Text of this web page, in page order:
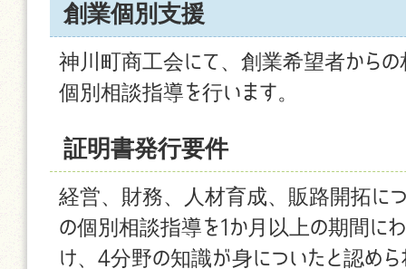
創業個別支援
神川町商工会にて、創業希望者から
個別相談指導を行います。
証明書発行要件
経営、財務、人材育成、販路開拓に
の個別相談指導を1か月以上の期間に
け、4分野の知識が身についたと認めら